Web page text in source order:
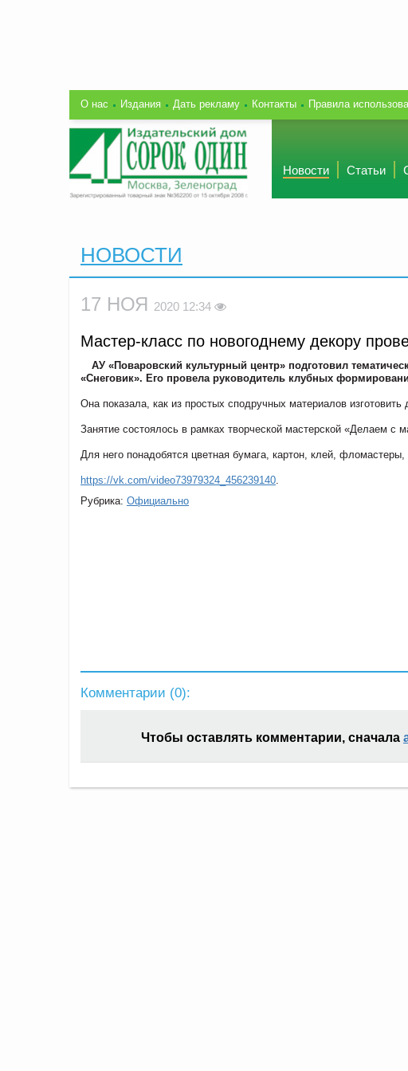
О нас Издания Дать рекламу Контакты Правила
Новости Статьи
НОВОСТИ
17 НОЯ 2020 12:34
Мастер-класс по новогоднему декору
АУ «Поваровский культурный центр» подготовил
«Снеговик». Его провела руководитель клубных
Она показала, как из простых сподручных материалов
Занятие состоялось в рамках творческой мастерской «Делаем с
Для него понадобятся цветная бумага, картон, клей, фломастеры,
https://vk.com/video73979324_456239140
Рубрика: Официально
Комментарии (0):
Чтобы оставлять комментарии, сначала